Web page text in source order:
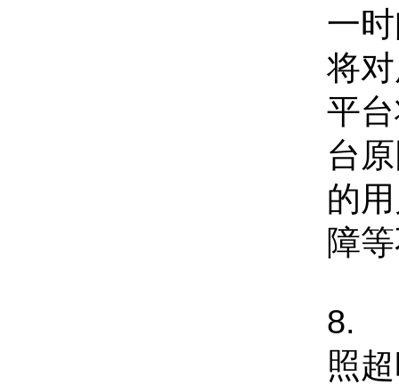
一
将
平
台
的
障
8.
照